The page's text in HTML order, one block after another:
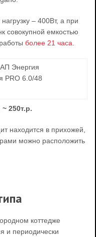
– 400Вт, а при
совокупной емкостью
более 21 часа
PRO 6.0/48
250т.р.
находится в прихожей,
можно расположить
коттедже
и периодически